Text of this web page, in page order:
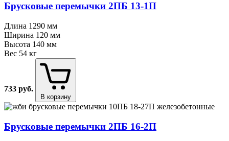
Брусковые перемычки 2ПБ 13⁠-⁠1П
Длина 1290 мм
Ширина 120 мм
Высота 140 мм
Вес 54 кг
733 руб.
В корзину
Брусковые перемычки 2ПБ 16⁠-⁠2П